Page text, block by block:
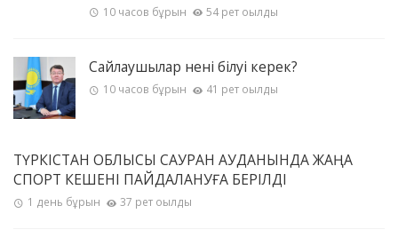
10 часов бұрын 54 рет оқылды
Сайлаушылар нені білуі керек?
10 часов бұрын 41 рет оқылды
ТҮРКІСТАН ОБЛЫСЫ САУРАН АУДАНЫНДА ЖАҢА
СПОРТ КЕШЕНІ ПАЙДАЛАНУҒА БЕРІЛДІ
1 день бұрын 37 рет оқылды